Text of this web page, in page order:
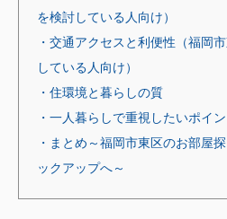
を検討している人向け）
・交通アクセスと利便性（福岡
している人向け）
・住環境と暮らしの質
・一人暮らしで重視したいポイ
・まとめ～福岡市東区のお部屋
ックアップへ～